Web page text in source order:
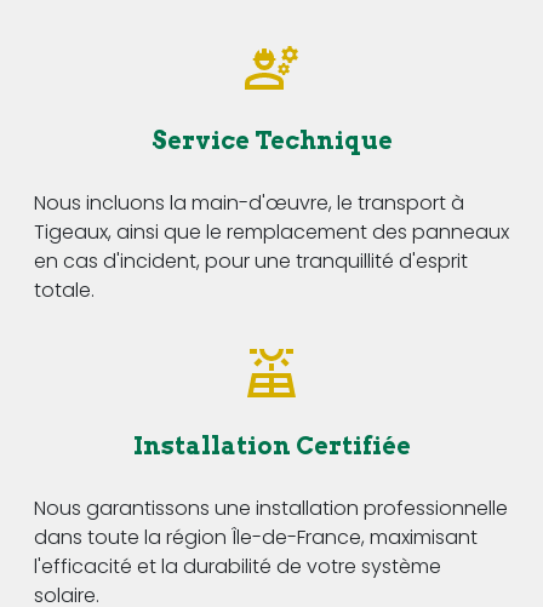
Service Technique
Nous incluons la main-d'œuvre, le transport à
Tigeaux, ainsi que le remplacement des panneaux
en cas d'incident, pour une tranquillité d'esprit
totale.
Installation Certifiée
Nous garantissons une installation professionnelle
dans toute la région Île-de-France, maximisant
l'efficacité et la durabilité de votre système
solaire.